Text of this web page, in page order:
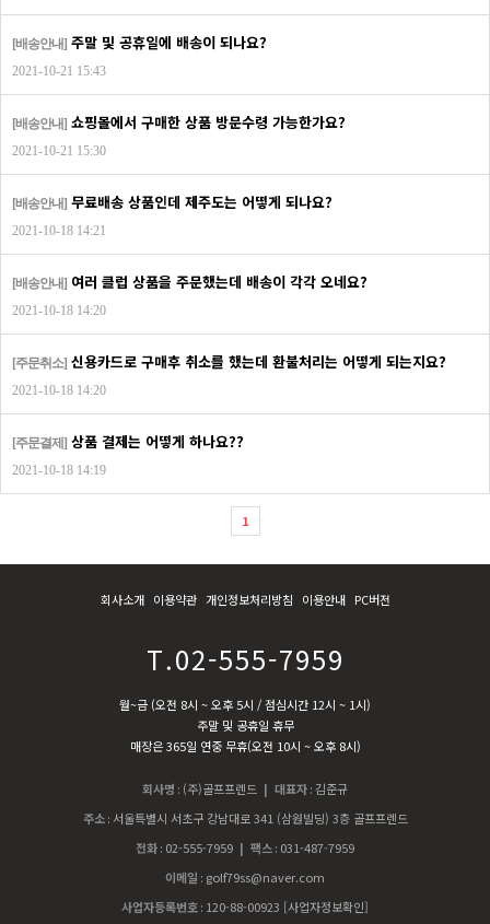
[배송안내] 주말 및 공휴일에 배송이 되나요?
2021-10-21 15:43
[배송안내] 쇼핑몰에서 구매한 상품 방문수령 가능한가요?
2021-10-21 15:30
[배송안내] 무료배송 상품인데 제주도는 어떻게 되나요?
2021-10-18 14:21
[배송안내] 여러 클럽 상품을 주문했는데 배송이 각각 오네요?
2021-10-18 14:20
[주문취소] 신용카드로 구매후 취소를 했는데 환불처리는 어떻게 되는지요?
2021-10-18 14:20
[주문결제] 상품 결제는 어떻게 하나요??
2021-10-18 14:19
1
회사소개 이용약관 개인정보처리방침 이용안내 PC버전
T.02-555-7959
월~금 (오전 8시 ~ 오후 5시 / 점심시간 12시 ~ 1시)
주말 및 공휴일 휴무
매장은 365일 연중 무휴(오전 10시 ~ 오후 8시)
회사명 : (주)골프프렌드 | 대표자: 김준규
주소 : 서울특별시 서초구 강남대로 341 (삼원빌딩) 3층 골프프렌드
전화: 02-555-7959 | 팩스: 031-487-7959
이메일 : golf79ss@naver.com
사업자등록번호: 120-88-00923 [사업자정보확인]